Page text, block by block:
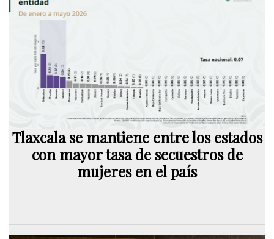
Tlaxcala se mantiene entre los estados
con mayor tasa de secuestros de
mujeres en el país